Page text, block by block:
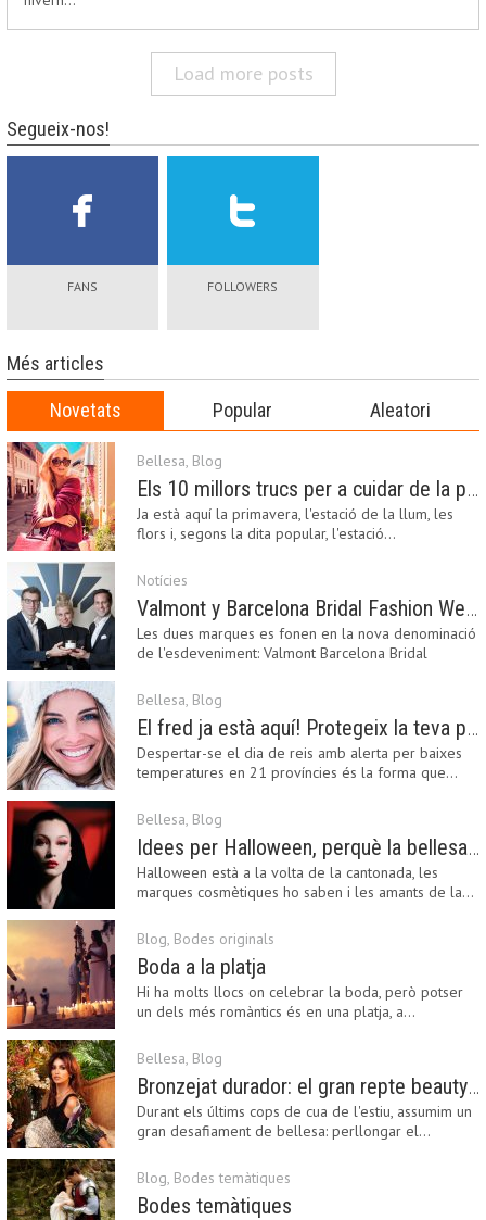
Load more posts
Segueix-nos!
FANS FOLLOWERS
Més articles
Novetats Popular Aleatori
Bellesa, Blog
Els 10 millors trucs per a cuidar de la pell a la primavera
Ja està aquí la primavera, l'estació de la llum, les
flors i, segons la dita popular, l'estació…
Notícies
Valmont y Barcelona Bridal Fashion Week s’uneixen per donar impuls a la creativitat, la innovació i el disseny de la moda nupcial
Les dues marques es fonen en la nova denominació
de l'esdeveniment: Valmont Barcelona Bridal
Bellesa, Blog
El fred ja està aquí! Protegeix la teva pell amb els nostres consells i propostes
Despertar-se el dia de reis amb alerta per baixes
temperatures en 21 províncies és la forma que…
Bellesa, Blog
Idees per Halloween, perquè la bellesa pot ser terrorífica
Halloween està a la volta de la cantonada, les
marques cosmètiques ho saben i les amants de la…
Blog, Bodes originals
Boda a la platja
Hi ha molts llocs on celebrar la boda, però potser
un dels més romàntics és en una platja, a…
Bellesa, Blog
Bronzejat durador: el gran repte beauty del final de l’estiu
Durant els últims cops de cua de l'estiu, assumim un
gran desafiament de bellesa: perllongar el…
Blog, Bodes temàtiques
Bodes temàtiques